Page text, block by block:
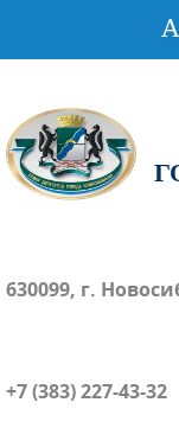
630099, г.
+7 (383) 227-43-32